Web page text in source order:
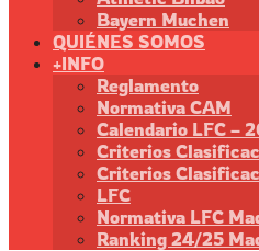
Bayern Muchen
QUIÉNES SOMOS
+INFO
Reglamento
Normativa CAM
Calendario LFC –
Criterios
Criterios
LFC
Normativa LFC
Ranking 24/25